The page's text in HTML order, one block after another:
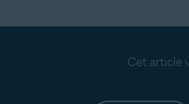
Cet article